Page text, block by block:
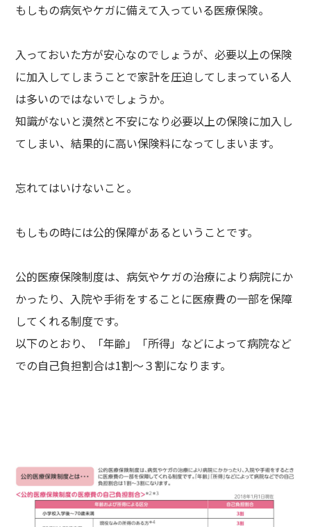
もしもの病気やケガに備えて入っている医療保険。
入っておいた方が安心なのでしょうが、必要以上の保険
に加入してしまうことで家計を圧迫してしまっている人
は多いのではないでしょうか。
知識がないと漠然と不安になり必要以上の保険に加入し
てしまい、結果的に高い保険料になってしまいます。
忘れてはいけないこと。
もしもの時には公的保障があるということです。
公的医療保険制度は、病気やケガの治療により病院にか
かったり、入院や手術をすることに医療費の一部を保障
してくれる制度です。
以下のとおり、「年齢」「所得」などによって病院など
での自己負担割合は1割～３割になります。